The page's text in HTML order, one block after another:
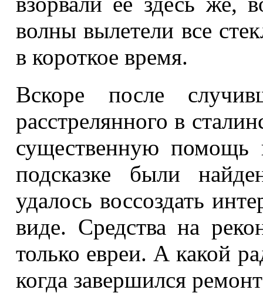
волны вылетели все
в короткое время.
Вскоре после
расстрелянного в
существенную помощь
подсказке были
удалось воссоздать
виде. Средства на
только евреи. А какой
когда завершился